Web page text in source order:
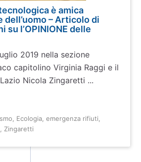
è amica
dell’uomo – Articolo di
su l’OPINIONE delle
2019 nella sezione
capitolino Virginia Raggi e il
Nicola Zingaretti ...
Ecologia ,emergenza rifiuti
Zingaretti